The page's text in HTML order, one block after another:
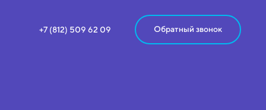
+7 (812) 509 62 09 Обратный звонок